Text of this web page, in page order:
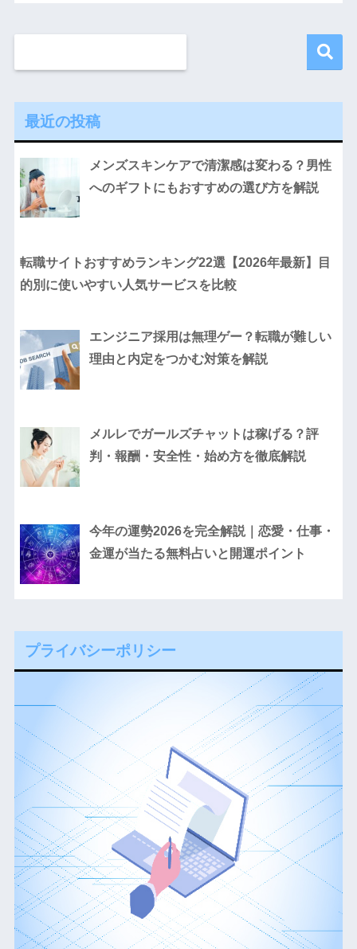
最近の投稿
メンズスキンケアで清潔感は変わる？男性
へのギフトにもおすすめの選び方を解説
転職サイトおすすめランキング22選【2026年最新】目
的別に使いやすい人気サービスを比較
エンジニア採用は無理ゲー？転職が難しい
理由と内定をつかむ対策を解説
メルレでガールズチャットは稼げる？評
判・報酬・安全性・始め方を徹底解説
今年の運勢2026を完全解説｜恋愛・仕事・
金運が当たる無料占いと開運ポイント
プライバシーポリシー